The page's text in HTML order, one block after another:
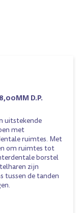
D.P.
uitstekende
met
ruimtes. Met
om ruimtes tot
borstel
zijn
tussen de tanden